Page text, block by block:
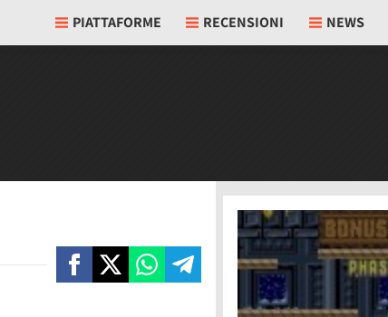
PIATTAFORME RECENSIONI NEWS